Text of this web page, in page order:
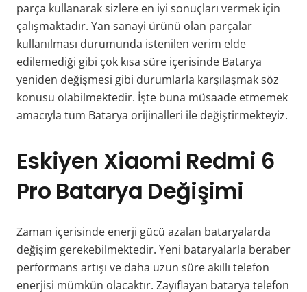
parça kullanarak sizlere en iyi sonuçları vermek için
çalışmaktadır. Yan sanayi ürünü olan parçalar
kullanılması durumunda istenilen verim elde
edilemediği gibi çok kısa süre içerisinde Batarya
yeniden değişmesi gibi durumlarla karşılaşmak söz
konusu olabilmektedir. İşte buna müsaade etmemek
amacıyla tüm Batarya orijinalleri ile değiştirmekteyiz.
Eskiyen Xiaomi Redmi 6
Pro Batarya Değişimi
Zaman içerisinde enerji gücü azalan bataryalarda
değişim gerekebilmektedir. Yeni bataryalarla beraber
performans artışı ve daha uzun süre akıllı telefon
enerjisi mümkün olacaktır. Zayıflayan batarya telefon